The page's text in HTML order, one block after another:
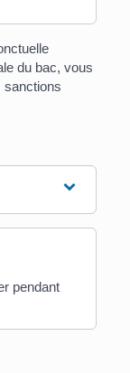
du bac, vous
sanctions
pendant